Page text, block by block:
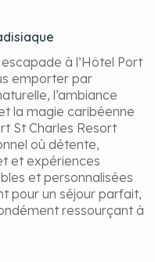
à l’Hôtel Port
emporter par
l’ambiance
la magie caribéenne
St Charles Resort
où détente,
et expériences
et personnalisées
pour un séjour parfait,
ressourçant à